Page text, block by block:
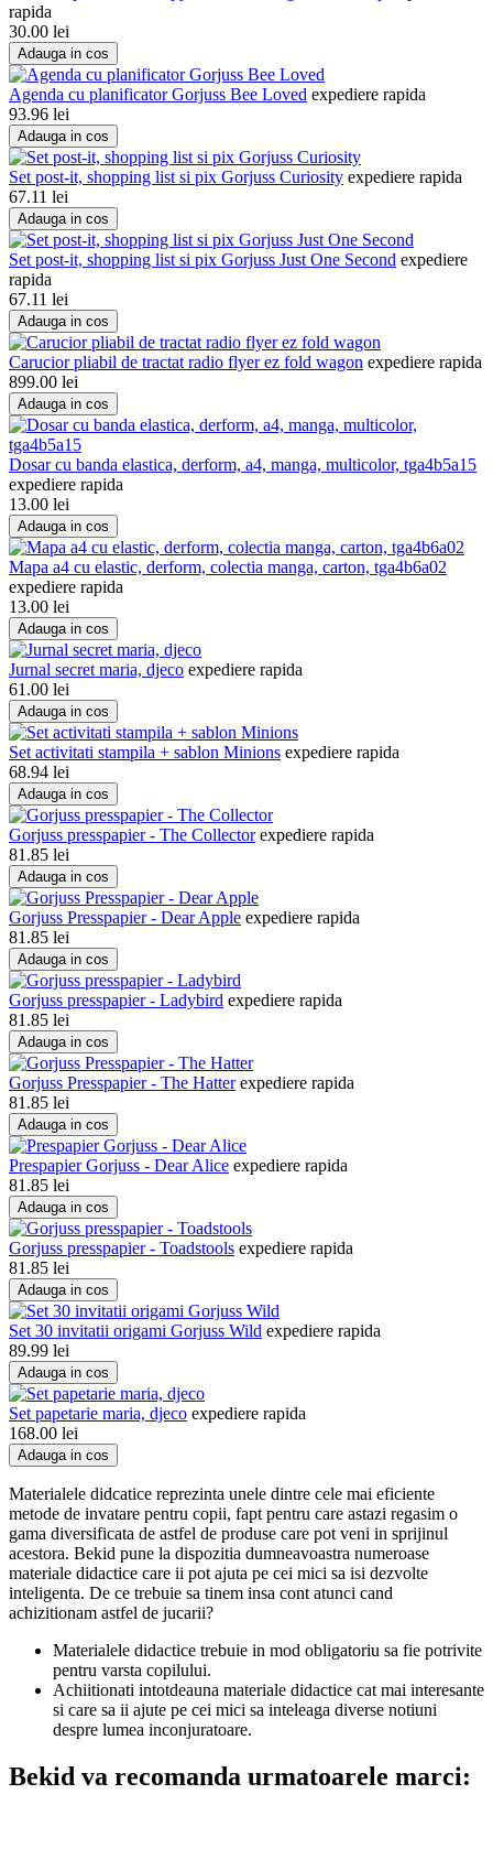
rapida
30.00 lei
Adauga in cos
Agenda cu planificator Gorjuss Bee Loved expediere rapida
93.96 lei
Adauga in cos
Set post-it, shopping list si pix Gorjuss Curiosity expediere rapida
67.11 lei
Adauga in cos
Set post-it, shopping list si pix Gorjuss Just One Second expediere
rapida
67.11 lei
Adauga in cos
Carucior pliabil de tractat radio flyer ez fold wagon expediere rapida
899.00 lei
Adauga in cos
Dosar cu banda elastica, derform, a4, manga, multicolor, tga4b5a15
expediere rapida
13.00 lei
Adauga in cos
Mapa a4 cu elastic, derform, colectia manga, carton, tga4b6a02
expediere rapida
13.00 lei
Adauga in cos
Jurnal secret maria, djeco expediere rapida
61.00 lei
Adauga in cos
Set activitati stampila + sablon Minions expediere rapida
68.94 lei
Adauga in cos
Gorjuss presspapier - The Collector expediere rapida
81.85 lei
Adauga in cos
Gorjuss Presspapier - Dear Apple expediere rapida
81.85 lei
Adauga in cos
Gorjuss presspapier - Ladybird expediere rapida
81.85 lei
Adauga in cos
Gorjuss Presspapier - The Hatter expediere rapida
81.85 lei
Adauga in cos
Prespapier Gorjuss - Dear Alice expediere rapida
81.85 lei
Adauga in cos
Gorjuss presspapier - Toadstools expediere rapida
81.85 lei
Adauga in cos
Set 30 invitatii origami Gorjuss Wild expediere rapida
89.99 lei
Adauga in cos
Set papetarie maria, djeco expediere rapida
168.00 lei
Adauga in cos
Materialele didcatice reprezinta unele dintre cele mai eficiente
metode de invatare pentru copii, fapt pentru care astazi regasim o
gama diversificata de astfel de produse care pot veni in sprijinul
acestora. Bekid pune la dispozitia dumneavoastra numeroase
materiale didactice care ii pot ajuta pe cei mici sa isi dezvolte
inteligenta. De ce trebuie sa tinem insa cont atunci cand
achizitionam astfel de jucarii?
Materialele didactice trebuie in mod obligatoriu sa fie potrivite
pentru varsta copilului.
Achiitionati intotdeauna materiale didactice cat mai interesante
si care sa ii ajute pe cei mici sa inteleaga diverse notiuni
despre lumea inconjuratoare.
Bekid va recomanda urmatoarele marci: